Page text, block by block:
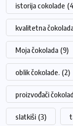
istorija cokolade
kvalitetna
Moja čokolada (9)
oblik čokolade. (2)
proizvođači
slatkiši (3)